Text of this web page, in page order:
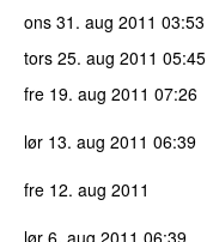
ons 31. aug 2011 03:53
tors 25. aug 2011 05:45
fre 19. aug 2011 07:26
lør 13. aug 2011 06:39
fre 12. aug 2011